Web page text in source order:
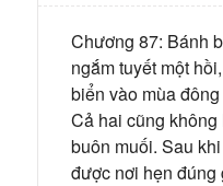
Chương 87: Bánh
ngắm tuyết một
biển vào mùa
Cả hai cũng
buôn muối. Sau
được nơi hẹn đúng